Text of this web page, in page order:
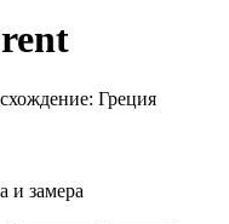
Греция
и замера